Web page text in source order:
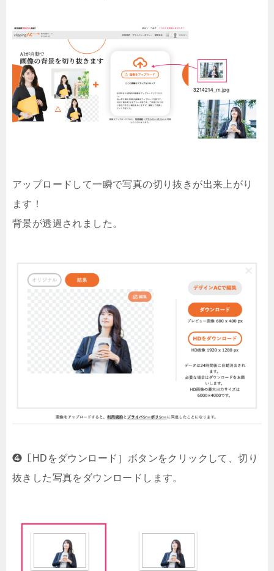
アップロードして一瞬で写真の切り抜きが出来上がり
ます！
背景が透過されました。
❹［HDをダウンロード］ボタンをクリックして、切り
抜きした写真をダウンロードします。